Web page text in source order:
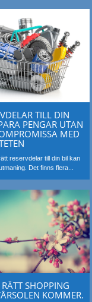
TILL DIN
PENGAR UTAN
MED
reservdelar till din bil kan
Det finns flera...
SHOPPING
KOMMER.